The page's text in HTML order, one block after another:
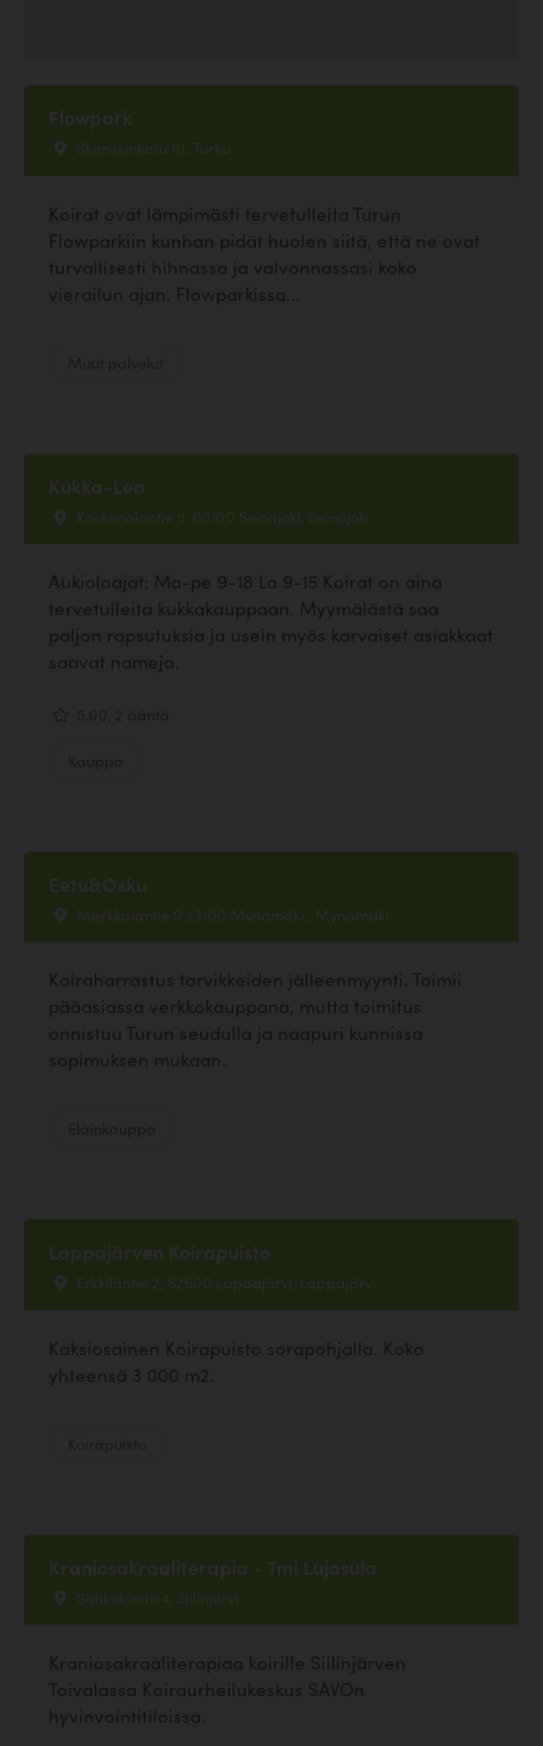
Flowpark
Skanssinkatu 10, Turku
Koirat ovat lämpimästi tervetulleita Turun
Flowparkiin kunhan pidät huolen siitä, että ne ovat
turvallisesti hihnassa ja valvonnassasi koko
vierailun ajan. Flowparkissa...
Kukka-Lea
Koskenalantie 5, 60100 Seinäjoki, Seinäjoki
Aukioloajat: Ma-pe 9-18 La 9-15 Koirat on aina
tervetulleita kukkakauppaan. Myymälästä saa
paljon rapsutuksia ja usein myös karvaiset asiakkaat
saavat nameja.
Eetu&Osku
Markkalantie 9 23100 Mynämäki , Mynämäki
Koiraharrastus tarvikkeiden jälleenmyynti. Toimii
pääasiassa verkkokauppana, mutta toimitus
onnistuu Turun seudulla ja naapuri kunnissa
sopimuksen mukaan.
Lappajärven Koirapuisto
Erkkiläntie 2, 62600 Lappajärvi, Lappajärvi
Kaksiosainen Koirapuisto sorapohjalla. Koko
yhteensä 3 000 m2.
Kraniosakraaliterapia - Tmi Lujasula
Sähkökierto 4, Siilinjärvi
Kraniosakraaliterapiaa koirille Siilinjärven
Toivalassa Koiraurheilukeskus SAVOn
hyvinvointitiloissa.